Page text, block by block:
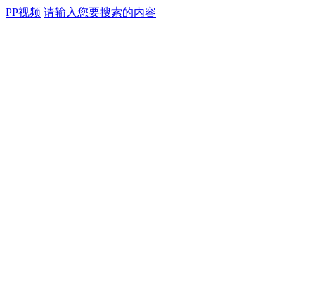
PP视频 请输入您要搜索的内容